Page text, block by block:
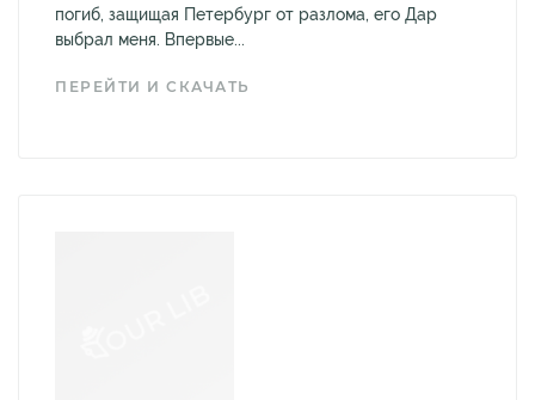
погиб, защищая Петербург от разлома, его Дар
выбрал меня. Впервые...
ПЕРЕЙТИ И СКАЧАТЬ